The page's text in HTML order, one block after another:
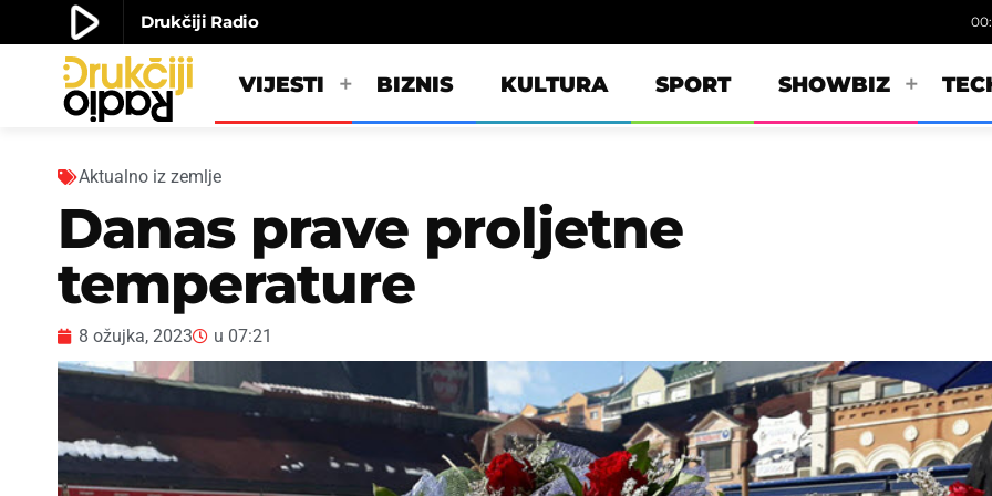
play_arrow Drukčiji Radio
play_arrow Drukčiji radioVIJESTI BIZNIS KULTURA SPORT SHOWBIZ
Aktualno iz zemlje
Danas prave proljetne
temperature
8 ožujka, 2023 u 07:21